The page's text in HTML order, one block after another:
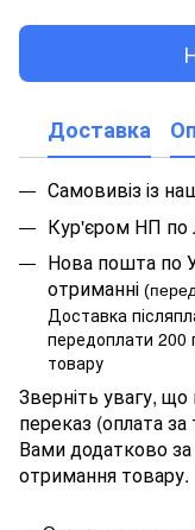
Доставка
Самовивіз із
Кур'єром НП по
Нова пошта по
отриманні
Доставка
передоплати 200
товару
Зверніть увагу,
переказ (оплата за
Вами додатково
отримання товару.